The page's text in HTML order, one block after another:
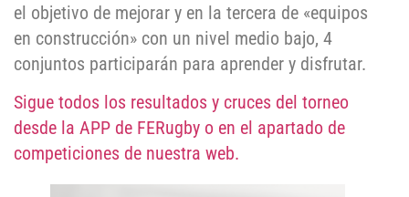
el objetivo de mejorar y en la tercera de «equipos
en construcción» con un nivel medio bajo, 4
conjuntos participarán para aprender y disfrutar.
Sigue todos los resultados y cruces del torneo
desde la APP de FERugby o en el apartado de
competiciones de nuestra web.